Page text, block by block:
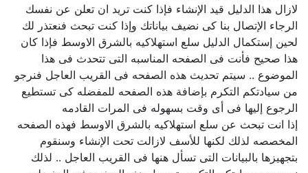
لازال هذا الدليل قيد الإنشاء فإذا كنت تريد ان تعلن عن نفسك
الرجاء الإتصال بنا كى نضيف بياناتك وإذا كنت تبحث فنعتذر لك
لحين إستكمال الدليل سلع استهلاكيه بالشرق الاوسط فإذا كان
هذا صحيح فأنت فى الصفحه المناسبه التى تتحدث فى هذا
الموضوع .. سيتم تحديث هذه الصفحه فى القريب العاجل فنرجو
من سيادتكم التكرم بإضافة هذه الصفحه للمفضله كى تستطيع
الرجوع إليها فى أى وقت بسهوله فى المرات القادمه
إذا انت تبحث عن سلع استهلاكيه بالشرق الاوسط فهذه الصفحه
المخصصه لذلك لكنها للأسف لازالت تحت الإنشاء وسنقوم
بتجهيزها بالبيانات التى تسأل هنها فى القريب العاجل .. لذلك